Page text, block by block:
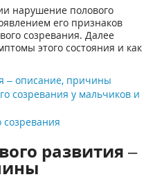
нарушение полового
его признаков
созревания. Далее
этого состояния и как
– описание, причины
созревания у мальчиков и
развития –